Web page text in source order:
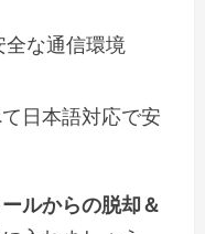
な通信環境
日本語対応で安
ルからの脱却＆